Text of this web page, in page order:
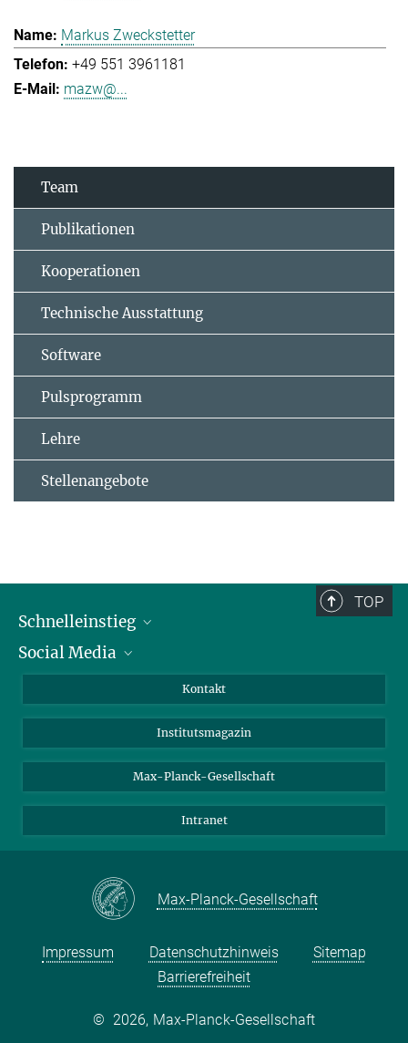
Markus Zweckstetter
+49 551 3961181
mazw@...
Team
Publikationen
Kooperationen
Technische Ausstattung
Software
Pulsprogramm
Lehre
Stellenangebote
TOP
Schnelleinstieg
Alumni
Schulen
Studierende
Social Media
Facebook
YouTube
Kontakt
Institutsmagazin
Max-Planck-Gesellschaft
Intranet
Max-Planck-Gesellschaft
Impressum Datenschutzhinweis
Sitemap
Barrierefreiheit
© 2026, Max-Planck-Gesellschaft